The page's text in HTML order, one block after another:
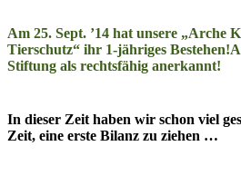
Am 25. Sept. ’14 hat unsere „Arche
Tierschutz“ ihr 1-jähriges Bestehen!
Stiftung als rechtsfähig anerkannt!
In dieser Zeit haben wir schon viel
Zeit, eine erste Bilanz zu ziehen …